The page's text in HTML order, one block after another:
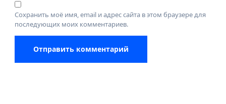
Сохранить моё имя, email и адрес сайта в этом браузере для
последующих моих комментариев.